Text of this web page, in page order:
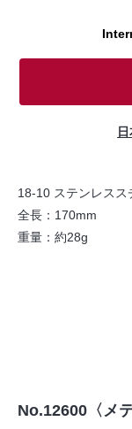
18-10 ステンレス
全長：170mm
重量：約28g
No.12600〈メ